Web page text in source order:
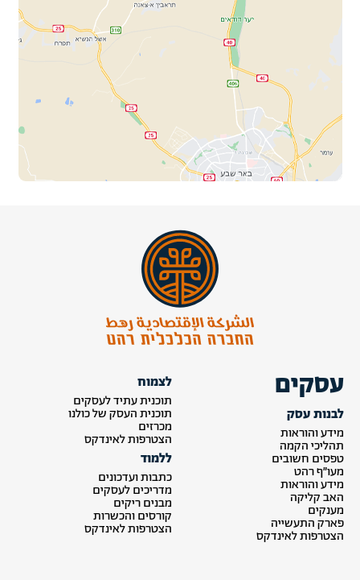
עסקים
לבנות עסק
מידע והוראות
תהליכי הקמה
טפסים חשובים
מעו״ף רהט
מידע והוראות
האב קליקה
מענקים
פארק התעשייה
הצטרפות לאינדקס
לצמוח
תוכנית עתיד לעסקים
תוכנית העסק של כולנו
מכרזים
הצטרפות לאינדקס
ללמוד
כתבות ועדכונים
מדריכים לעסקים
מבנים ריקים
קורסים והכשרות
הצטרפות לאינדקס